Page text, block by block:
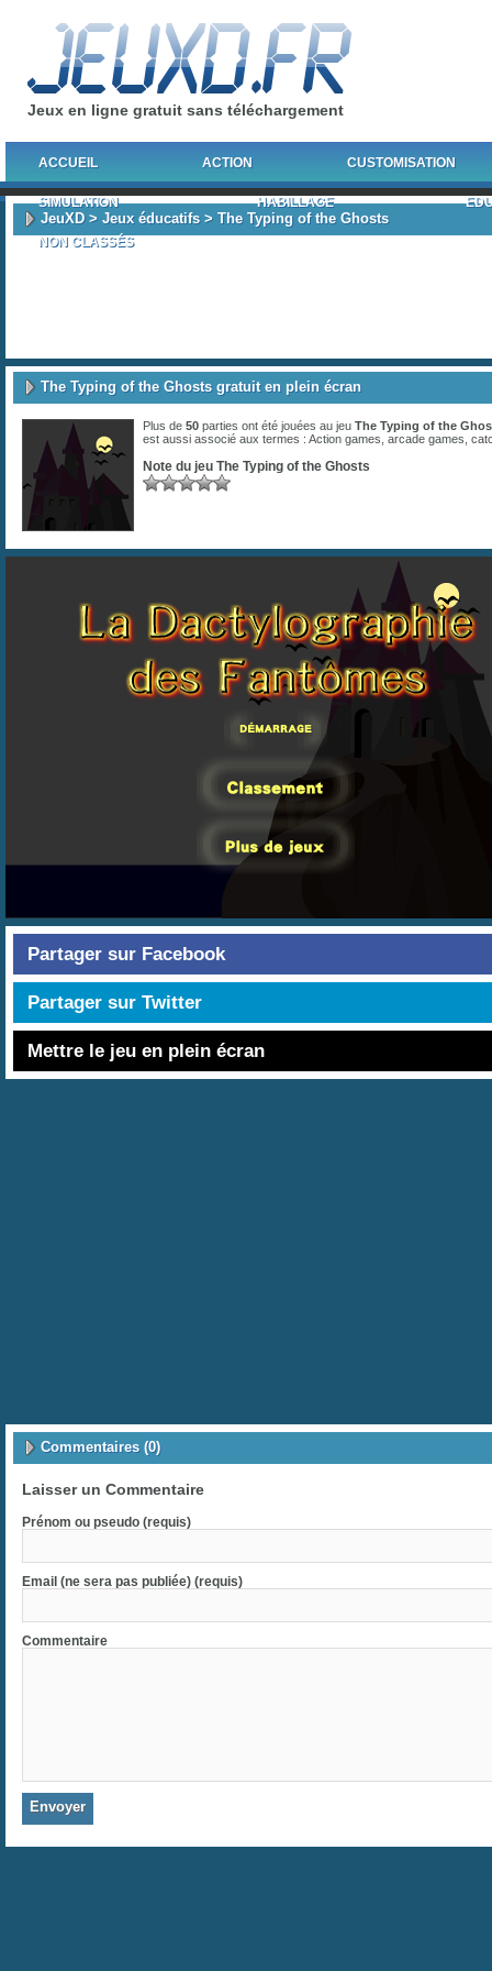
Jeux en ligne gratuit sans téléchargement
ACCUEIL ACTION CUSTOMISATION
SIMULATION HABILLAGE
NON CLASSÉS
JeuXD> Jeux éducatifs > The Typing of the Ghosts
The Typing of the Ghosts gratuit en plein écran
Plus de 50 parties ont été jouées au jeu The Typing of the
est aussi associé aux termes : Action games arcade games
Note du jeu The Typing of the Ghosts
Partager sur Facebook
Partager sur Twitter
Mettre le jeu en plein écran
Commentaires (0)
Laisser un Commentaire
Prénom ou pseudo (requis)
Email (ne sera pas publiée) (requis)
Commentaire